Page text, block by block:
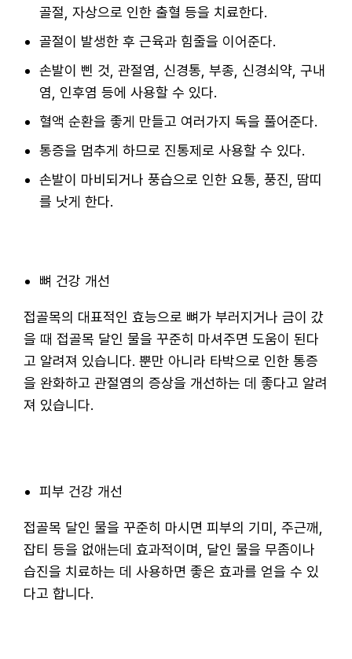
골절, 자상으로 인한 출혈 등을 치료한다.
골절이 발생한 후 근육과 힘줄을 이어준다.
손발이 삔 것, 관절염, 신경통, 부종, 신경쇠약, 구내
염, 인후염 등에 사용할 수 있다.
혈액 순환을 좋게 만들고 여러가지 독을 풀어준다.
통증을 멈추게 하므로 진통제로 사용할 수 있다.
손발이 마비되거나 풍습으로 인한 요통, 풍진, 땀띠
를 낫게 한다.
뼈 건강 개선
접골목의 대표적인 효능으로 뼈가 부러지거나 금이 갔
을 때 접골목 달인 물을 꾸준히 마셔주면 도움이 된다
고 알려져 있습니다. 뿐만 아니라 타박으로 인한 통증
을 완화하고 관절염의 증상을 개선하는 데 좋다고 알려
져 있습니다.
피부 건강 개선
접골목 달인 물을 꾸준히 마시면 피부의 기미, 주근깨,
잡티 등을 없애는데 효과적이며, 달인 물을 무좀이나
습진을 치료하는 데 사용하면 좋은 효과를 얻을 수 있
다고 합니다.